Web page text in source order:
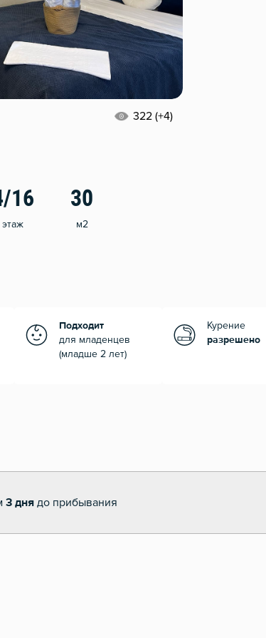
322 (+4)
16
этаж
30
м2
Подходит
для младенцев
(младше 2 лет)
Курение
разрешено
3 дня до прибывания